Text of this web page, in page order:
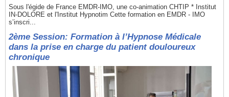
Sous l'égide de France EMDR-IMO, une co-animation CHTIP * Institut
IN-DOLORE et l'Institut Hypnotim Cette formation en EMDR - IMO
s’inscri...
2ème Session: Formation à l’Hypnose Médicale
dans la prise en charge du patient douloureux
chronique